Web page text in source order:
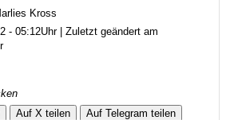
Kross
- 05:12Uhr | Zuletzt geändert am
Auf X teilen
Auf Telegram teilen